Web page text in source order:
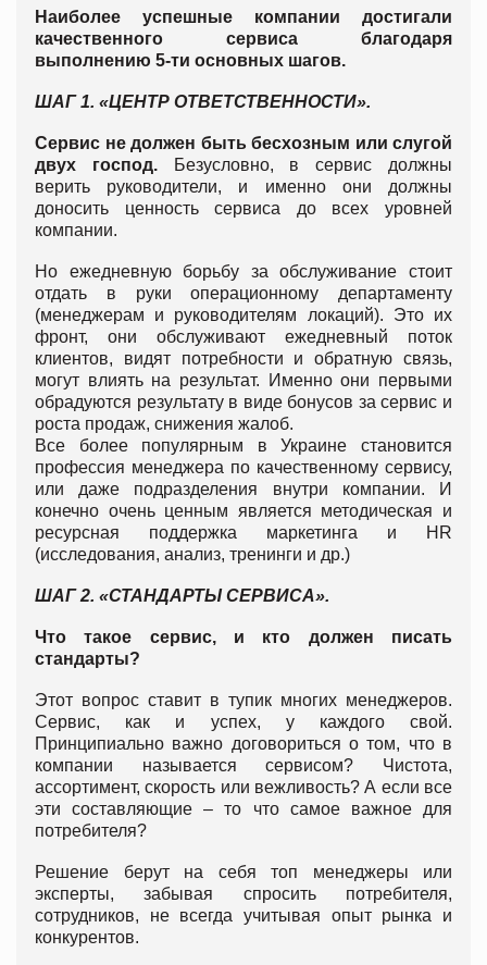
Наиболее успешные компании достигали
качественного сервиса благодаря
выполнению 5-ти основных шагов.
ШАГ 1. «ЦЕНТР ОТВЕТСТВЕННОСТИ».
Сервис не должен быть бесхозным или слугой
двух господ.
Безусловно, в сервис должны
верить руководители, и именно они должны
доносить ценность сервиса до всех уровней
компании.
Но ежедневную борьбу за обслуживание стоит
отдать в руки операционному департаменту
(менеджерам и руководителям локаций). Это их
фронт, они обслуживают ежедневный поток
клиентов, видят потребности и обратную связь,
могут влиять на результат. Именно они первыми
обрадуются результату в виде бонусов за сервис и
роста продаж, снижения жалоб.
Все более популярным в Украине становится
профессия менеджера по качественному сервису,
или даже подразделения внутри компании. И
конечно очень ценным является методическая и
ресурсная поддержка маркетинга и HR
(исследования, анализ, тренинги и др.)
ШАГ 2. «СТАНДАРТЫ СЕРВИСА».
Что такое сервис, и кто должен писать
стандарты?
Этот вопрос ставит в тупик многих менеджеров.
Сервис, как и успех, у каждого свой.
Принципиально важно договориться о том, что в
компании называется сервисом? Чистота,
ассортимент, скорость или вежливость? А если все
эти составляющие – то что самое важное для
потребителя?
Решение берут на себя топ менеджеры или
эксперты, забывая спросить потребителя,
сотрудников, не всегда учитывая опыт рынка и
конкурентов.